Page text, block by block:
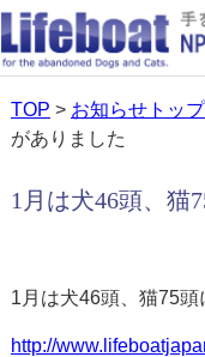
TOP > お知らせトップ
がありました
1月は犬46頭、猫
1月は犬46頭、猫75頭
http://